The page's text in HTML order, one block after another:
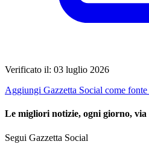
Verificato il: 03 luglio 2026
Aggiungi Gazzetta Social come
Le migliori notizie, ogni giorno, via
Segui Gazzetta Social